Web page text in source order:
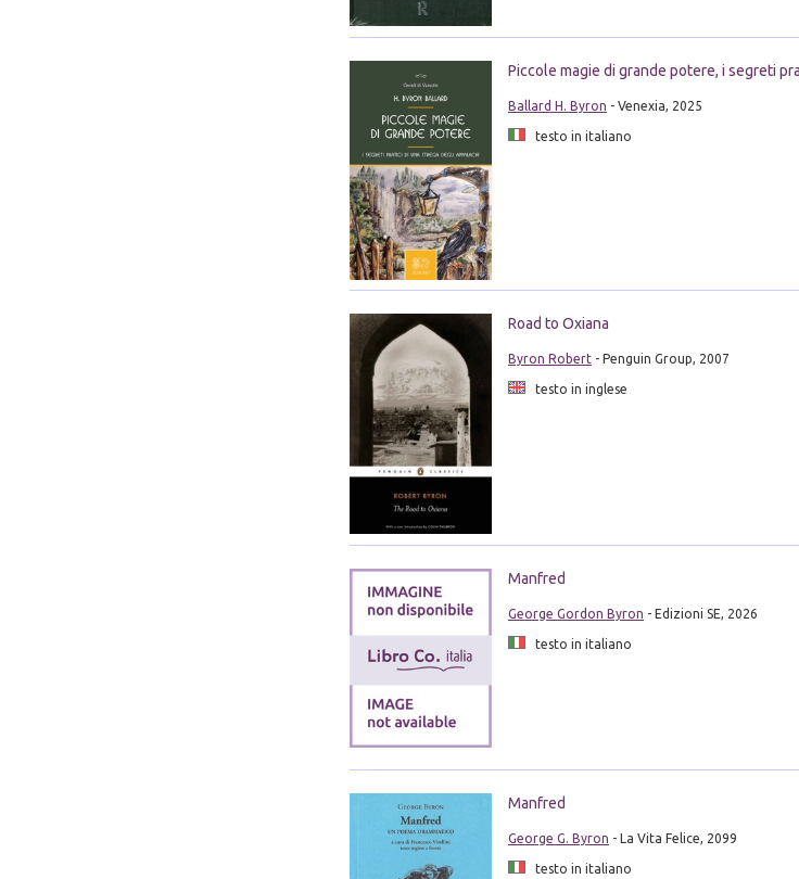
Piccole magie di grande potere, i segreti
Ballard H. Byron - Venexia, 2025
testo in italiano
Road to Oxiana
Byron Robert- Penguin Group, 2007
testo in inglese
Manfred
George Gordon Byron - Edizioni SE, 2026
testo in italiano
Manfred
George G. Byron - La Vita Felice, 2099
testo in italiano